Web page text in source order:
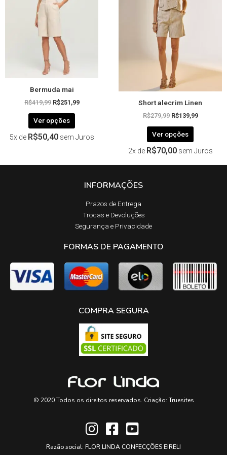
Bermuda mai
R$419,99 R$251,99
Ver opções
produto
5x de R$50,40 sem Juros
Short alecrim Linen
R$279,99 R$139,99
Ver opções
na
do
produto
2x de R$70,00 sem Juros
INFORMAÇÕES
Prazos de Entrega​
Trocas e Devoluções​
Segurança e Privacidade
FORMAS DE PAGAMENTO
COMPRA SEGURA
© 2020 Todos os direitos reservados. Criação: Truesites
Razão social: FLOR LINDA CONFECÇÕES EIRELI